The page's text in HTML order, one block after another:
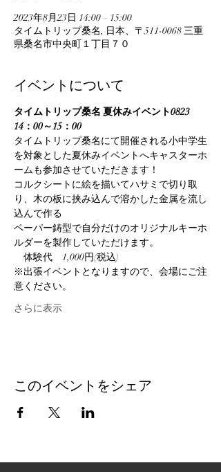
2023年8月23日 14:00 – 15:00
タイムトリップ桑名, 日本、〒511-0068 三重
県桑名市中央町１丁目７０
イベントについて
タイムトリップ桑名 夏休みイベント0823
14：00～15：00
タイムトリップ桑名にて開催される小中学生
を対象とした夏休みイベントへキャスターホ
ームも参加させていただきます！
コルクシートに絵を描いてハサミで切り取
り、木の板に挟み込んで溶かした金属を流し
込んで作る
ペーパー鋳型で自分だけのオリジナルキーホ
ルダーを製作していただけます。
体験代　1,000円(税込)
※出張イベントとなりますので、会場にご注
意ください。
さらに表示
このイベントをシェア